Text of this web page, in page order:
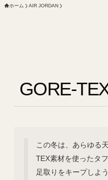
ホーム AIR JORDAN
GORE-
この冬は、あらゆる
TEX素材を使ったタ
足取りをキープしよ